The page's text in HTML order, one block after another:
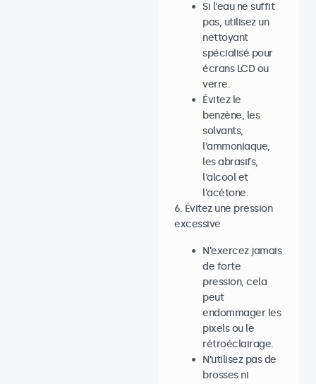
Si l’eau ne suffit
pas, utilisez un
nettoyant
spécialisé pour
écrans LCD ou
verre.
Évitez le
benzène, les
solvants,
l’ammoniaque,
les abrasifs,
l’alcool et
l’acétone.
6. Évitez une pression
excessive
N’exercez jamais
de forte
pression, cela
peut
endommager les
pixels ou le
rétroéclairage.
N’utilisez pas de
brosses ni